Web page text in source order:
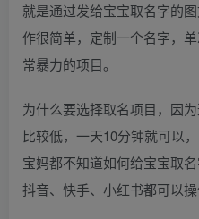
就是通过发给宝宝取名字的
作很简单，定制一个名字，
常暴力的项目。
为什么要选择取名项目，因
比较低，一天10分钟就可以
宝妈都不知道如何给宝宝取
抖音、快手、小红书都可以操